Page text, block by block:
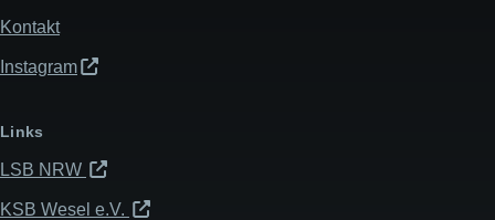
Kontakt
Instagram
Links
LSB NRW
KSB Wesel e.V.